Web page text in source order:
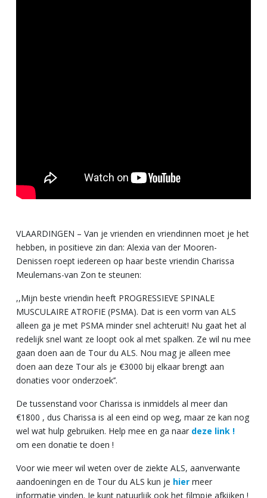
VLAARDINGEN – Van je vrienden en vriendinnen moet je het
hebben, in positieve zin dan: Alexia van der Mooren-
Denissen roept iedereen op haar beste vriendin Charissa
Meulemans-van Zon te steunen:
,,Mijn beste vriendin heeft PROGRESSIEVE SPINALE
MUSCULAIRE ATROFIE (PSMA). Dat is een vorm van ALS
alleen ga je met PSMA minder snel achteruit! Nu gaat het al
redelijk snel want ze loopt ook al met spalken. Ze wil nu mee
gaan doen aan de Tour du ALS. Nou mag je alleen mee
doen aan deze Tour als je €3000 bij elkaar brengt aan
donaties voor onderzoek’’.
De tussenstand voor Charissa is inmiddels al meer dan
€1800 , dus Charissa is al een eind op weg, maar ze kan nog
wel wat hulp gebruiken. Help mee en ga naar deze link !
om een donatie te doen !
Voor wie meer wil weten over de ziekte ALS, aanverwante
aandoeningen en de Tour du ALS kun je hier meer
informatie vinden. Je kunt natuurlijk ook het filmpje afkijken !